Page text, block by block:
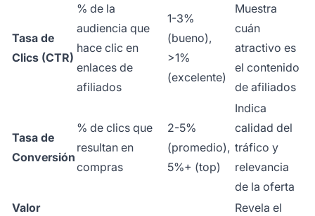
Tasa de
Clics (CTR)
% de la
audiencia que
hace clic en
enlaces de
afiliados
1-3%
(bueno),
>1%
(excelente)
Muestra
cuán
atractivo es
el contenido
de afiliados
Tasa de
Conversión
% de clics que
resultan en
compras
2-5%
(promedio),
5%+ (top)
Indica
calidad del
tráfico y
relevancia
de la oferta
Valor
Revela el